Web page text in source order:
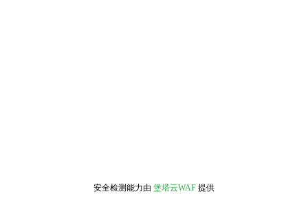
安全检测能力由 堡塔云WAF 提供